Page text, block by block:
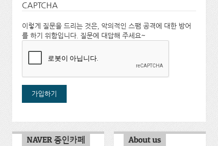
CAPTCHA
이렇게 질문을 드리는 것은, 악의적인 스팸 공격에 대한 방어
를 하기 위함입니다. 질문에 대답해 주세요~
NAVER 증인카페 About us